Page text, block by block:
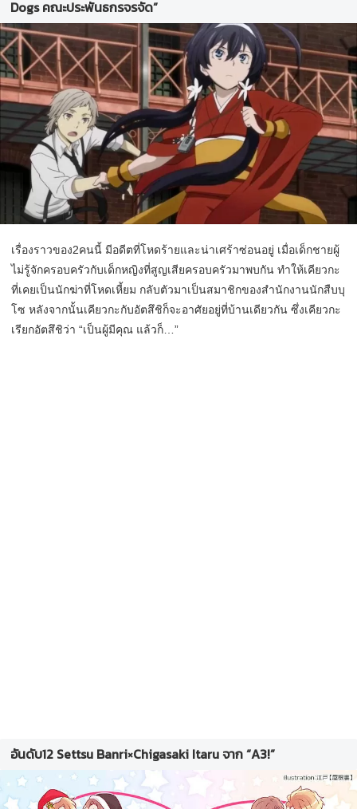
Dogs คณะประพันธกรจรจัด”
เรื่องราวของ2คนนี้ มีอดีตที่โหดร้ายและน่าเศร้าซ่อนอยู่ เมื่อเด็กชายผู้
ไม่รู้จักครอบครัวกับเด็กหญิงที่สูญเสียครอบครัวมาพบกัน ทำให้เคียวกะ
ที่เคยเป็นนักฆ่าที่โหดเหี้ยม กลับตัวมาเป็นสมาชิกของสำนักงานนักสืบบุ
โซ หลังจากนั้นเคียวกะกับอัตสึชิก็จะอาศัยอยู่ที่บ้านเดียวกัน ซึ่งเคียวกะ
เรียกอัตสึชิว่า “เป็นผู้มีคุณ แล้วก็…”
อันดับ12 Settsu Banri×Chigasaki Itaru จาก “A3!”